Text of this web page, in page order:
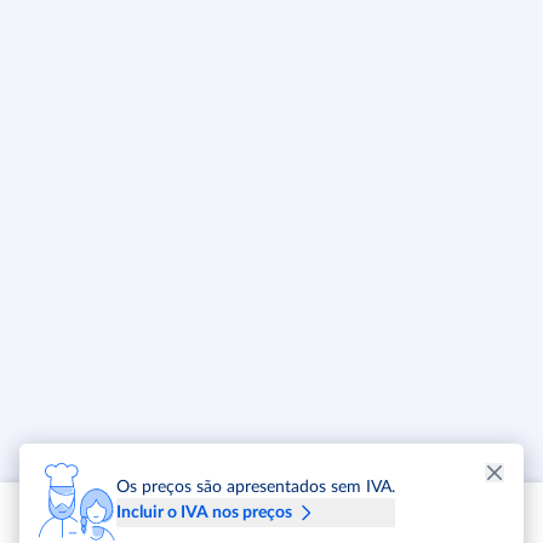
Os preços são apresentados sem IVA.
Incluir o IVA nos preços